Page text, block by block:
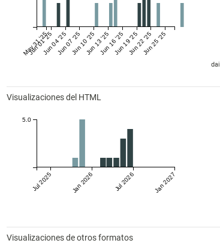
May 31 '25
Jun 01 '25Jun 04 '25Jun 07 '25Jun 10 '25Jun 13 '25Jun 16 '25Jun 19 '25Jun 22 '25Jun 25 '25
Visualizaciones del HTML
Jul 2025 Jan 2026 Jul 2026 Jan 2027
5.0
Visualizaciones de otros formatos